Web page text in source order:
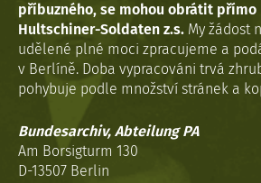
příbuzného, se mohou obrátit přímo
Hultschiner-Soldaten z.s. My žádost
udělené plné moci zpracujeme a
v Berlíně. Doba vypracováni trvá
pohybuje podle množství stránek a
Bundesarchiv, Abteilung PA
Am Borsigturm 130
D-13507 Berlin